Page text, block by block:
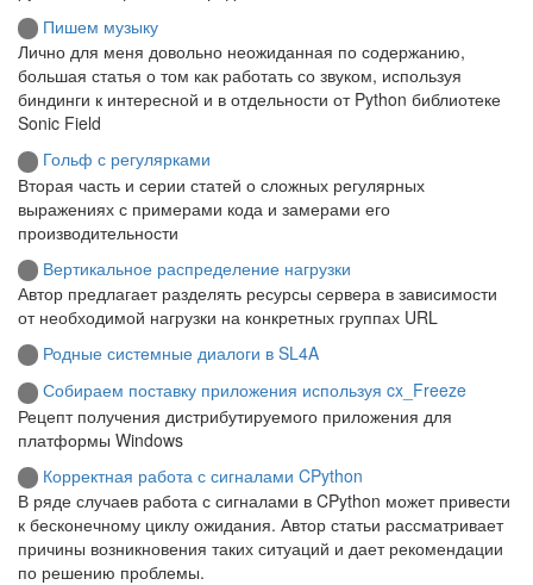
Пишем музыку
Лично для меня довольно неожиданная по содержанию,
большая статья о том как работать со звуком, используя
биндинги к интересной и в отдельности от Python библиотеке
Sonic Field
Гольф с регулярками
Вторая часть и серии статей о сложных регулярных
выражениях с примерами кода и замерами его
производительности
Вертикальное распределение нагрузки
Автор предлагает разделять ресурсы сервера в зависимости
от необходимой нагрузки на конкретных группах URL
Родные системные диалоги в SL4A
Собираем поставку приложения используя cx_Freeze
Рецепт получения дистрибутируемого приложения для
платформы Windows
Корректная работа с сигналами CPython
В ряде случаев работа с сигналами в CPython может привести
к бесконечному циклу ожидания. Автор статьи рассматривает
причины возникновения таких ситуаций и дает рекомендации
по решению проблемы.